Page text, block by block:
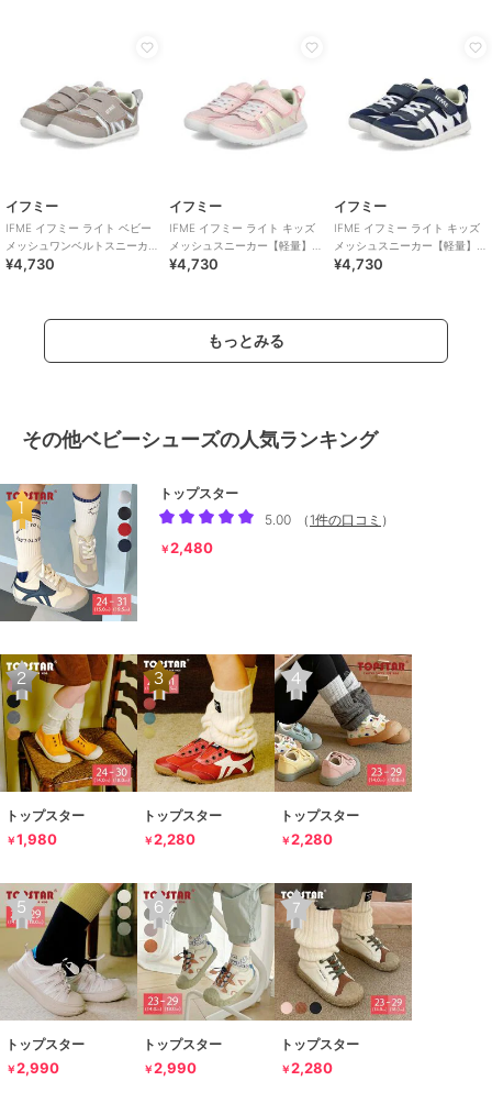
イフミー
IFME イフミー ライト ベビー
メッシュワンベルトスニーカ
ー【軽量】
¥4,730
イフミー
IFME イフミー ライト キッズ
メッシュスニーカー【軽量】
子供靴 ストラップシューズ 1
¥4,730
イフミー
IFME イフミー ライト キッズ
メッシュスニーカー【軽量】
子供靴 ストラップシューズ 1
¥4,730
もっとみる
その他ベビーシューズの人気ランキング
トップスター
5.00
（ 1件の口コミ ）
￥2,480
トップスター
￥1,980
トップスター
￥2,280
トップスター
￥2,280
トップスター
￥2,990
トップスター
￥2,990
トップスター
￥2,280